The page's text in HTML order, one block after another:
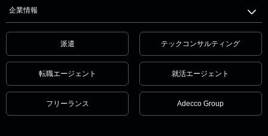
企業情報
派遣 テックコンサルティング
転職エージェント 就活エージェント
フリーランス Adecco Group